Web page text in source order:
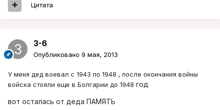
Цитата
3-6
Опубликовано 9 мая, 2013
У меня дед воевал с 1943 по 1948 , после окончания войны
войска стояли еще в Болгарии до 1948 год
вот осталась от деда ПАМЯТЬ